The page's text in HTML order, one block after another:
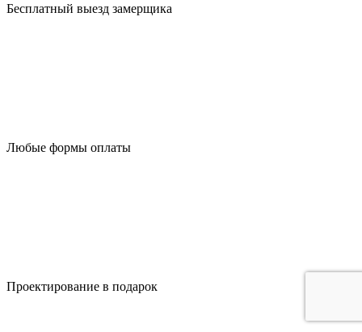
Бесплатный выезд замерщика
Любые формы оплаты
Проектирование в подарок